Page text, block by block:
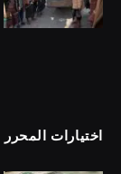
اختيارات المحرر